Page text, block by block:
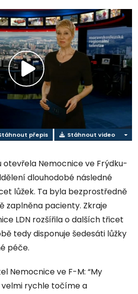
Přehrát
video
přepis Stáhnout video
otevřela Nemocnice ve Frýdku-
dlouhodobé následné
lůžek. Ta byla bezprostředně
zaplněna pacienty. Zkraje
LDN rozšířila o dalších třicet
tedy disponuje šedesáti lůžky
péče.
Nemocnice ve F-M: “My
rychle točíme a